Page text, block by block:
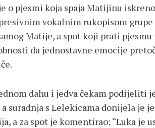
o pjesmi koja spaja Matijinu
vokalnim rukopisom grupe
Matije, a spot koji prati pjesmu
da jednostavne emocije
dahu i jedva čekam podijeliti
suradnja s Lelekicama donijela je
a za spot je komentirao: “Luka je